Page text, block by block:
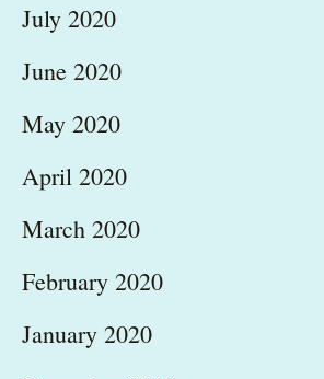
July 2020
June 2020
May 2020
April 2020
March 2020
February 2020
January 2020